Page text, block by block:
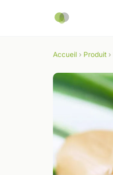
Accueil › Produit ›